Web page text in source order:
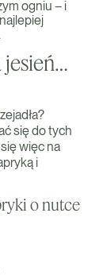
ogniu – i
jesień…
się do tych
więc na
i
o nutce